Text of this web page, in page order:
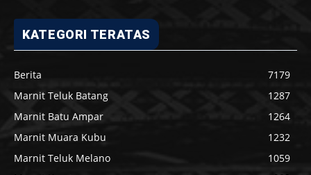
KATEGORI TERATAS
Berita
7179
Marnit Teluk Batang
1287
Marnit Batu Ampar
1264
Marnit Muara Kubu
1232
Marnit Teluk Melano
1059